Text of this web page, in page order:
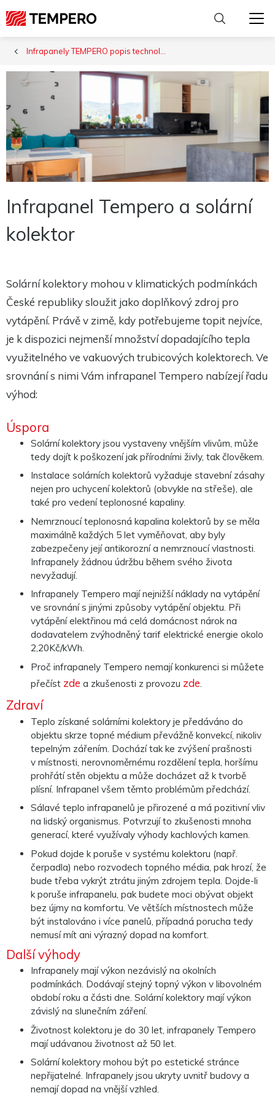
Infrapanel Tempero a solární
kolektor
Solární kolektory mohou v klimatických podmínkách
České republiky sloužit jako doplňkový zdroj pro
vytápění. Právě v zimě, kdy potřebujeme topit nejvíce,
je k dispozici nejmenší množství dopadajícího tepla
využitelného ve vakuových trubicových kolektorech. Ve
srovnání s nimi Vám infrapanel Tempero nabízejí řadu
výhod:
Úspora
Solární kolektory jsou vystaveny vnějším vlivům, může
tedy dojít k poškození jak přírodními živly, tak člověkem.
Instalace solárních kolektorů vyžaduje stavební zásahy
nejen pro uchycení kolektorů (obvykle na střeše), ale
také pro vedení teplonosné kapaliny.
Nemrznoucí teplonosná kapalina kolektorů by se měla
maximálně každých 5 let vyměňovat, aby byly
zabezpečeny její antikorozní a nemrznoucí vlastnosti.
Infrapanely žádnou údržbu během svého života
nevyžadují.
Infrapanely Tempero mají nejnižší náklady na vytápění
ve srovnání s jinými způsoby vytápění objektu. Při
vytápění elektřinou má celá domácnost nárok na
dodavatelem zvýhodněný tarif elektrické energie okolo
2,20Kč/kWh.
Proč infrapanely Tempero nemají konkurenci si můžete
přečíst zde a zkušenosti z provozu zde
Zdraví
Teplo získané solárními kolektory je předáváno do
objektu skrze topné médium převážně konvekcí, nikoliv
tepelným zářením. Dochází tak ke zvýšení prašnosti
v místnosti, nerovnoměrnému rozdělení tepla, horšímu
prohřátí stěn objektu a může docházet až k tvorbě
plísní. Infrapanel všem těmto problémům předchází.
Sálavé teplo infrapanelů je přirozené a má pozitivní vliv
na lidský organismus. Potvrzují to zkušenosti mnoha
generací, které využívaly výhody kachlových kamen.
Pokud dojde k poruše v systému kolektoru (např.
čerpadla) nebo rozvodech topného média, pak hrozí, že
bude třeba vykrýt ztrátu jiným zdrojem tepla. Dojde-li
k poruše infrapanelu, pak budete moci obývat objekt
bez újmy na komfortu. Ve větších místnostech může
být instalováno i více panelů, případná porucha tedy
nemusí mít ani výrazný dopad na komfort.
Další výhody
Infrapanely mají výkon nezávislý na okolních
podmínkách. Dodávají stejný topný výkon v libovolném
období roku a části dne. Solární kolektory mají výkon
závislý na slunečním záření.
Životnost kolektoru je do 30 let, infrapanely Tempero
mají udávanou životnost až 50 let.
Solární kolektory mohou být po estetické stránce
nepřijatelné. Infrapanely jsou ukryty uvnitř budovy a
nemají dopad na vnější vzhled.
Tyto
cookies
nejsou
Jsou
potřeba
pro
webu.
funkčnost
a
strukturu
základě
toho, jak
je web
používán.
Experience
Aby naše
webové
při vaší
návštěvě co
nejlépe.
Pokud tyto
cookies
funkce z
webu zmizí.
Sdílením svých
zájmů a chování
při návštěvě
našich stránek
zvyšujete šanci na
zobrazení
personalizovaného
obsahu a nabídek.